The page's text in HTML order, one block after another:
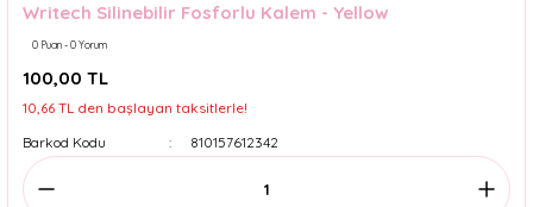
Writech Silinebilir Fosforlu Kalem - Yellow
0 Puan - 0 Yorum
100,00 TL
10,66 TL den başlayan taksitlerle!
Barkod Kodu
810157612342